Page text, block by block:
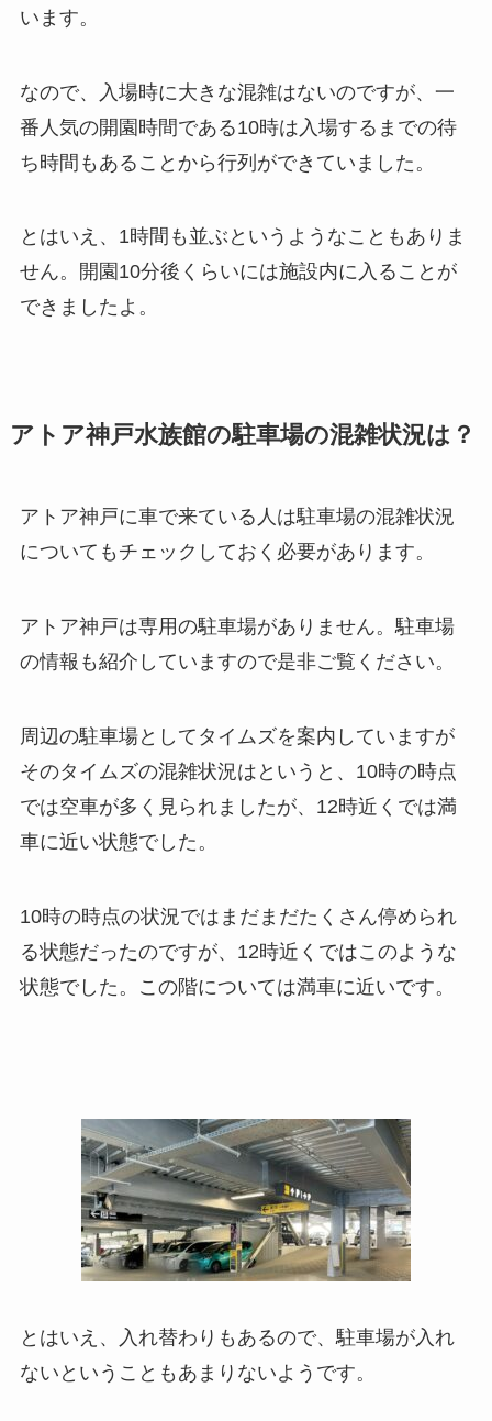
います。
なので、入場時に大きな混雑はないのですが、一
番人気の開園時間である10時は入場するまでの待
ち時間もあることから行列ができていました。
とはいえ、1時間も並ぶというようなこともありま
せん。開園10分後くらいには施設内に入ることが
できましたよ。
アトア神戸水族館の駐車場の混雑状況は？
アトア神戸に車で来ている人は駐車場の混雑状況
についてもチェックしておく必要があります。
アトア神戸は専用の駐車場がありません。駐車場
の情報も紹介していますので是非ご覧ください。
周辺の駐車場としてタイムズを案内していますが
そのタイムズの混雑状況はというと、10時の時点
では空車が多く見られましたが、12時近くでは満
車に近い状態でした。
10時の時点の状況ではまだまだたくさん停められ
る状態だったのですが、12時近くではこのような
状態でした。この階については満車に近いです。
とはいえ、入れ替わりもあるので、駐車場が入れ
ないということもあまりないようです。